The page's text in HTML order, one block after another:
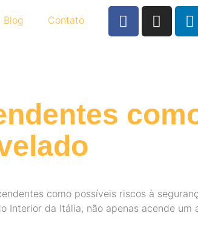
Blog Contato
como possíveis riscos à
Interior da Itália, não apenas acende